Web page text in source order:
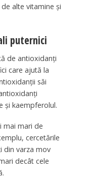
alte vitamine și
puternici
de antioxidanți
care ajută la
săi
și kaempferolul.
mai mari de
cercetările
din varza mov
decât cele